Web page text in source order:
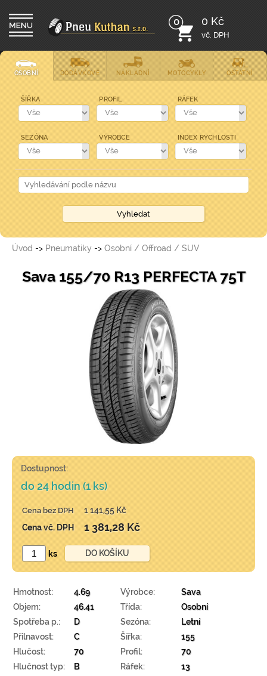
0 0 Kč
vč. DPH
OSOBNÍ DODÁVKOVÉ NÁKLADNÍ MOTOCYKLY OSTATNÍ
ŠÍŘKA PROFIL RÁFEK
SEZÓNA VÝROBCE INDEX RYCHLOSTI
Úvod -> Pneumatiky -> Osobní / Offroad / SUV
Sava 155/70 R13 PERFECTA 75T
Dostupnost:
do 24 hodin (1 ks)
Cena bez DPH
1 141,55 Kč
Cena vč. DPH
1 381,28 Kč
ks
Hmotnost:
4.69
Objem:
46.41
Spotřeba p.:
D
Přilnavost:
C
Hlučost:
70
Hlučnost typ:
B
Výrobce:
Sava
Třída:
Osobní
Sezóna:
Letní
Šířka:
155
Profil:
70
Ráfek:
13